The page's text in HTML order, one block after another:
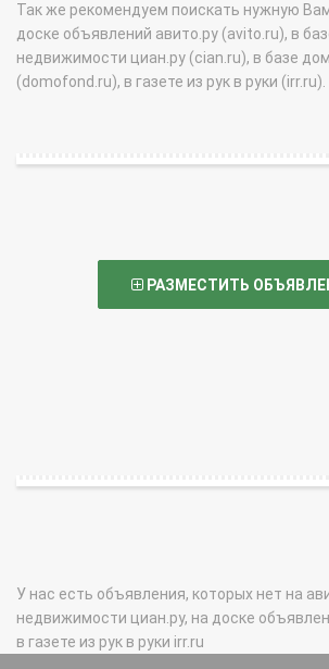
Так же рекомендуем поискать нужную
доске объявлений авито.ру (avito.ru), в
недвижимости циан.ру (cian.ru), в базе
(domofond.ru), в газете из рук в руки (irr.ru).
РАЗМЕСТИТЬ
У нас есть объявления, которых нет на
недвижимости циан.ру, на доске
в газете из рук в руки irr.ru